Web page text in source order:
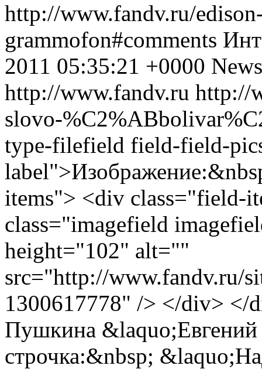
http://www.fandv.ru/
grammofon#comments
2011 05:35:21 +0000
http://www.fandv.ru http://
slovo-
type-filefield field-field-
items"> <div class="field-
class="imagefield
height="102" alt=""
src="http://www.fandv.ru/
1300617778" /> </div> </
Пушкина &laquo;Евгений
строчка:&nbsp;